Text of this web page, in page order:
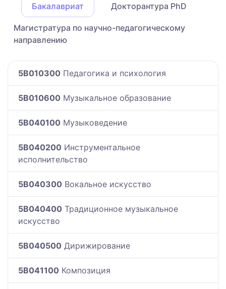
Бакалавриат Докторантура PhD
Магистратура по научно-педагогическому
направлению
5B010300 Педагогика и психология
5B010600 Музыкальное образование
5B040100 Музыковедение
5B040200 Инструментальное
исполнительство
5B040300 Вокальное искусство
5B040400 Традиционное музыкальное
искусство
5B040500 Дирижирование
5B041100 Композиция